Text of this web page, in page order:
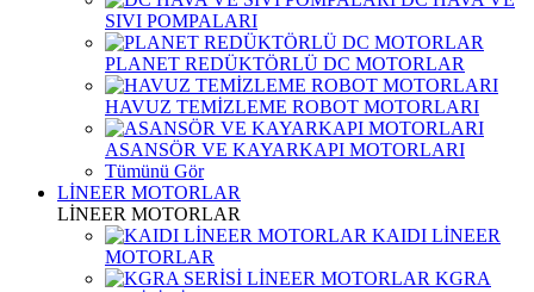
SIVI POMPALARI
PLANET REDÜKTÖRLÜ DC MOTORLAR
HAVUZ TEMİZLEME ROBOT MOTORLARI
ASANSÖR VE KAYARKAPI MOTORLARI
Tümünü Gör
LİNEER MOTORLAR
LİNEER MOTORLAR
KAIDI LİNEER
MOTORLAR
KGRA